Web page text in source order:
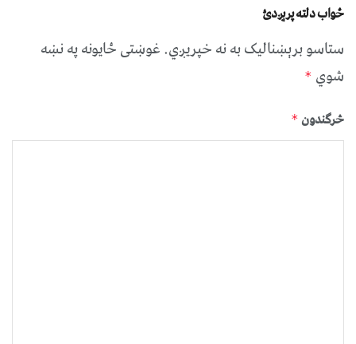
ځواب دلته پرېږدئ
ستاسو برېښناليک به نه خپريږي.غوښتى ځایونه په نښه
شوي *
څرگندون *